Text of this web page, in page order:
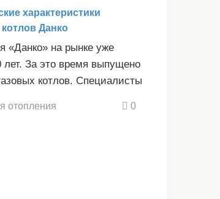
характеристики
Данко
«Данко» на рынке уже
лет. За это время выпущено
котлов. Специалисты
отопления 0